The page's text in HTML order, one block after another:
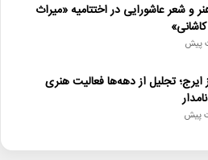
و شعر عاشورایی در اختتامیه «میراث
ایرج؛ تجلیل از دهه‌ها فعالیت هنری